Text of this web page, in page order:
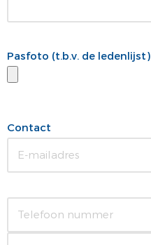
Pasfoto (t.b.v. de ledenlijst)
Contact